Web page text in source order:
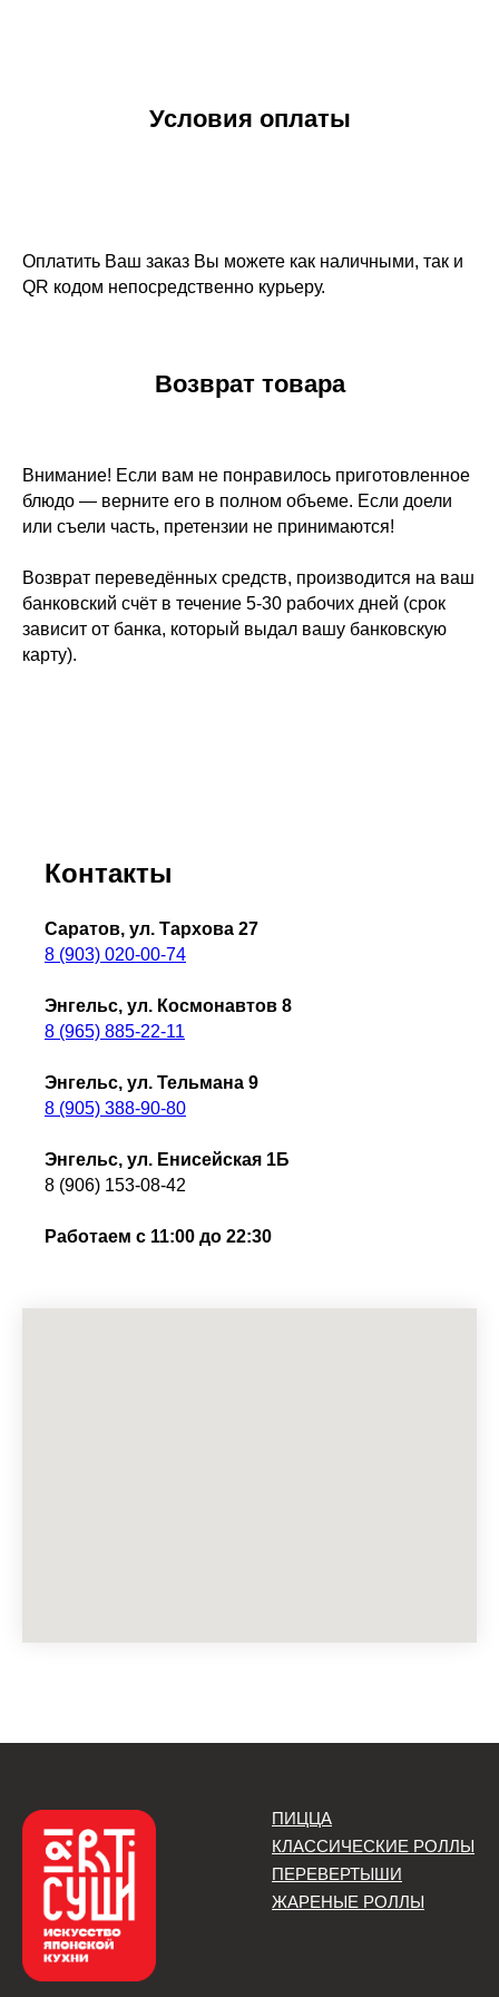
Условия оплаты
Оплатить Ваш заказ Вы можете как наличными, так и
QR кодом непосредственно курьеру.
Возврат товара
Внимание! Если вам не понравилось приготовленное
блюдо — верните его в полном объеме. Если доели
или съели часть, претензии не принимаются!
Возврат переведённых средств, производится на ваш
банковский счёт в течение 5-30 рабочих дней (срок
зависит от банка, который выдал вашу банковскую
карту).
Контакты
Саратов, ул. Тархова 27
8 (903) 020-00-74
Энгельс, ул. Космонавтов 8
8 (965) 885-22-11
Энгельс, ул. Тельмана 9
8 (905) 388-90-80
Энгельс, ул. Енисейская 1Б
8 (906) 153-08-42
Работаем с 11:00 до 22:30
ПИЦЦА
КЛАССИЧЕСКИЕ РОЛЛЫ
ПЕРЕВЕРТЫШИ
ЖАРЕНЫЕ РОЛЛЫ